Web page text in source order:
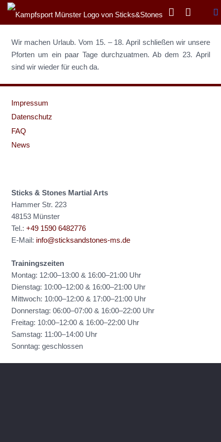
Wir machen Urlaub. Vom 15. – 18. April schließen wir unsere
Pforten um ein paar Tage durchzuatmen. Ab dem 23. April
sind wir wieder für euch da.
Impressum
Datenschutz
FAQ
News
Sticks & Stones Martial Arts
Hammer Str. 223
48153 Münster
Tel.: +49 1590 6482776
E-Mail: info@sticksandstones-ms.de
Trainingszeiten
Montag: 12:00–13:00 & 16:00–21:00 Uhr
Dienstag: 10:00–12:00 & 16:00–21:00 Uhr
Mittwoch: 10:00–12:00 & 17:00–21:00 Uhr
Donnerstag: 06:00–07:00 & 16:00–22:00 Uhr
Freitag: 10:00–12:00 & 16:00–22:00 Uhr
Samstag: 11:00–14:00 Uhr
Sonntag: geschlossen